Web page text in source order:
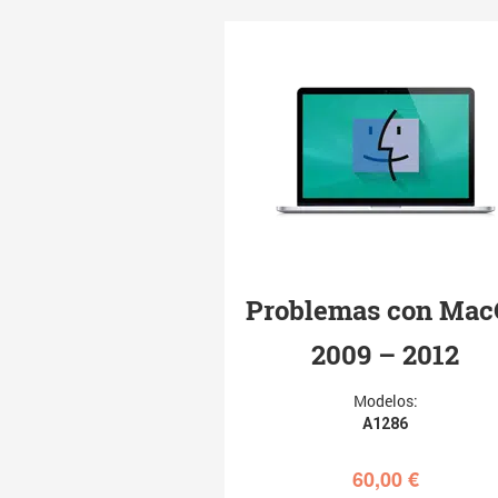
Problemas con
2009 – 2012
Modelos:
A1286
60,00€